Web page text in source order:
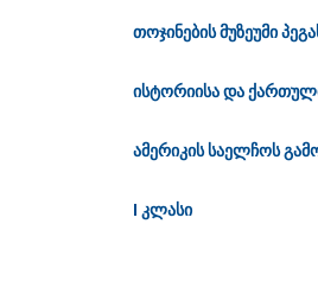
თოჯინების მუზეუმი
ისტორიისა და
ამერიკის საელჩოს
I კლასი